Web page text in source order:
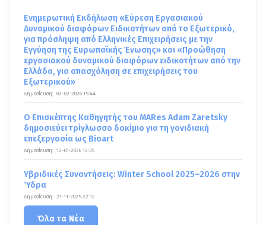
Ενημερωτική Εκδήλωση «Εύρεση Εργασιακού
Δυναμικού διαφόρων Ειδικοτήτων από το Εξωτερικό,
για πρόσληψη από Ελληνικές Επιχειρήσεις με την
Εγγύηση της Ευρωπαϊκής Ένωσης» και «Προώθηση
εργασιακού δυναμικού διαφόρων ειδικοτήτων από την
Ελλάδα, για απασχόληση σε επιχειρήσεις του
Εξωτερικού»
Δημοσίευση: 02-02-2026 15:44
Ο Επισκέπτης Καθηγητής του MARes Adam Zaretsky
δημοσιεύει τρίγλωσσο δοκίμιο για τη γονιδιακή
επεξεργασία ως Bioart
Δημοσίευση: 12-01-2026 12:35
Υβριδικές Συναντήσεις: Winter School 2025–2026 στην
Ύδρα
Δημοσίευση: 21-11-2025 22:12
Όλα τα Νέα